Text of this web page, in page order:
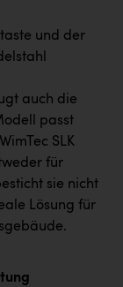
und der
auch die
passt
SLK
für
sie nicht
Lösung für